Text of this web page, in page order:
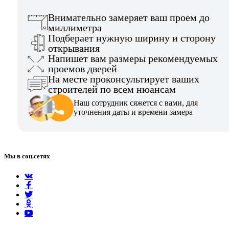
Внимательно замеряет ваш проем до
миллиметра
Подберает нужную ширину и сторону
открывания
Напишет вам размеры рекомендуемых
проемов дверей
На месте проконсультирует ваших
строителей по всем нюансам
Наш сотрудник сяжется с вами, для
уточнения даты и времени замера
Мы в соц.сетях